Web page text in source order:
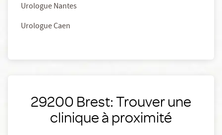
Urologue Nantes
Urologue Caen
29200 Brest: Trouver une
clinique à proximité